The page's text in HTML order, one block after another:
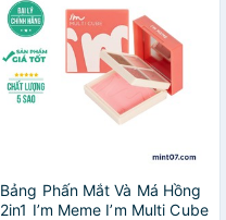
Bảng Phấn Mắt Và Má Hồng
2in1 I’m Meme I’m Multi Cube